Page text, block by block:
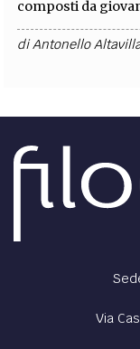
composti da
diAntonello
Via